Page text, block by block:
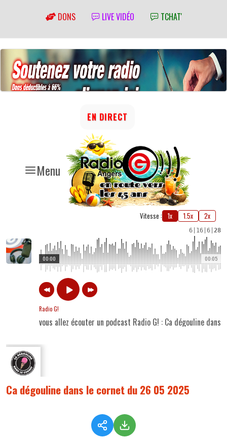
DONS LIVE VIDÉO TCHAT'
Menu
EN DIRECT
Vitesse : 1x 1.5x 2x
6 16 6 28
00:05
00:00
Radio G!
vous allez écouter un podcast Radio G! : Ca dégouline
Ca dégouline dans le cornet du 26 05 2025